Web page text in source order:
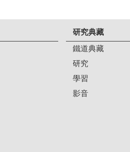
研究典藏
鐵道典藏
研究
學習
影音